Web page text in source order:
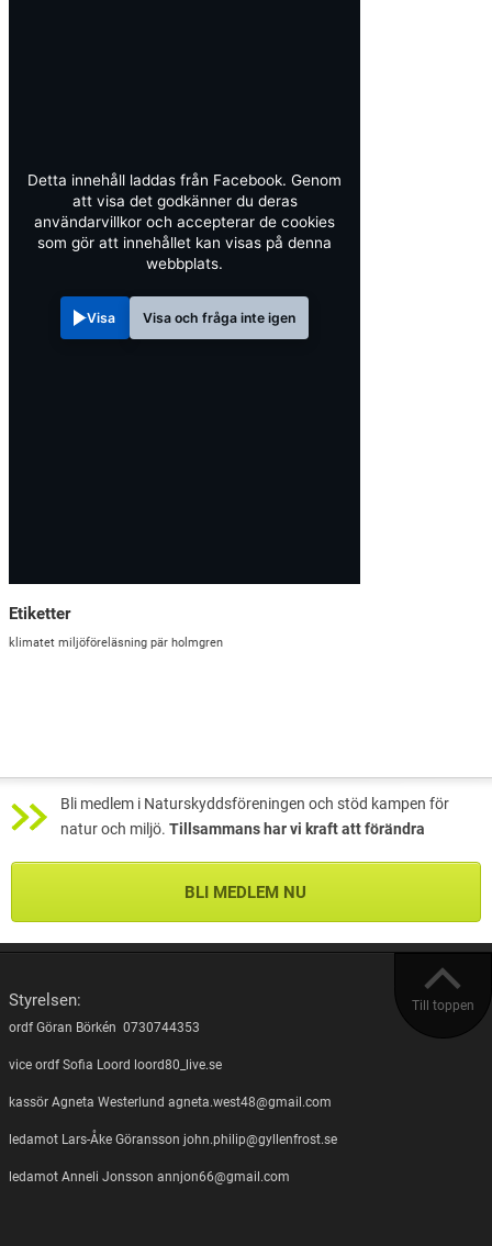
Detta innehåll laddas från Facebook. Genom
att visa det godkänner du deras
användarvillkor och accepterar de cookies
som gör att innehållet kan visas på denna
webbplats.
Visa Visa och fråga inte igen
Etiketter
klimatet miljöföreläsning pär holmgren
Bli medlem i Naturskyddsföreningen och stöd kampen för
natur och miljö. Tillsammans har vi kraft att förändra
BLI MEDLEM NU
Till toppen
Styrelsen:
ordf Göran Börkén 0730744353
vice ordf Sofia Loord loord80_live.se
kassör Agneta Westerlund agneta.west48@gmail.com
ledamot Lars-Åke Göransson john.philip@gyllenfrost.se
ledamot Anneli Jonsson annjon66@gmail.com